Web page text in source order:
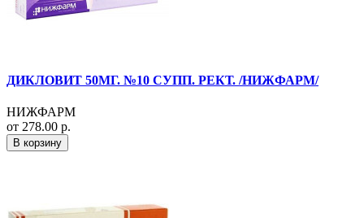
ДИКЛОВИТ 50МГ. №10 СУПП. РЕКТ. /НИЖФАРМ/
НИЖФАРМ
от 278.00 р.
В корзину